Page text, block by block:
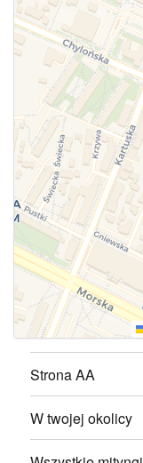
Strona AA
W twojej okolicy